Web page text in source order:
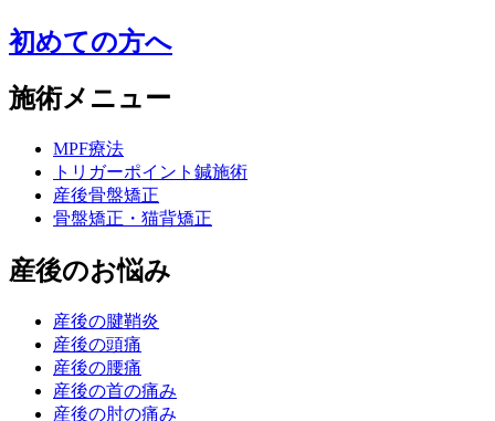
初めての方へ
施術メニュー
MPF療法
トリガーポイント鍼施術
産後骨盤矯正
骨盤矯正・猫背矯正
産後のお悩み
産後の腱鞘炎
産後の頭痛
産後の腰痛
産後の首の痛み
産後の肘の痛み